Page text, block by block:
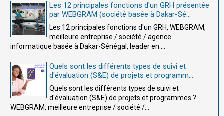
Les 12 principales fonctions d'un GRH présentée
par WEBGRAM (société basée à Dakar-Sé...
Les 12 principales fonctions d'un GRH, WEBGRAM,
meilleure entreprise / société / agence
informatique basée à Dakar-Sénégal, leader en ...
Quels sont les différents types de suivi et
d'évaluation (S&E) de projets et programm...
Quels sont les différents types de suivi et
d'évaluation (S&E) de projets et programmes ?
WEBGRAM, meilleure entreprise / société /...